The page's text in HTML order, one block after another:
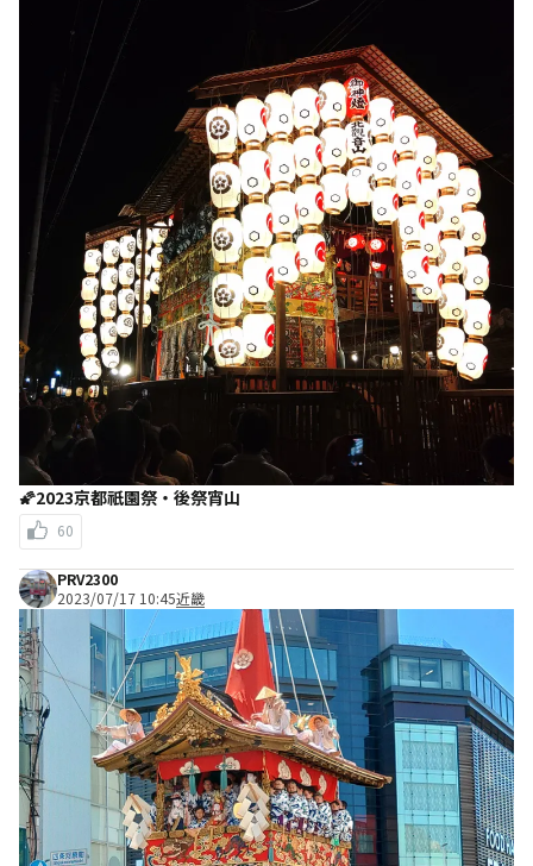
🌠2023京都祇園祭・後祭宵山
60
PRV2300
2023/07/17 10:45近畿